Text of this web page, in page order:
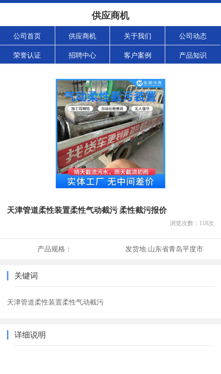
供应商机
公司首页 供应商机 关于我们 公司动态
荣誉认证 招聘中心 客户案例 产品知识
天津管道柔性装置柔性气动截污 柔性截污报价
浏览次数： 118次
产品规格： 发货地:山东省青岛平度市
关键词
天津管道柔性装置柔性气动截污
详细说明